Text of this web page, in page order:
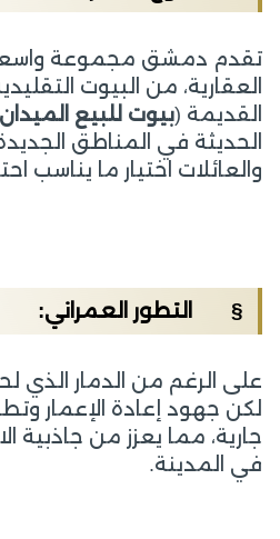
تقدم دمشق مجموعة واسعة
العقارية، من البيوت
القديمة (بيوت للبيع
الحديثة في المناطق
والعائلات اختيار ما يناسب
§ التطور العمراني:
على الرغم من الدمار الذي
لكن جهود إعادة الإعمار
جارية، مما يعزز من جاذبية
في المدينة.